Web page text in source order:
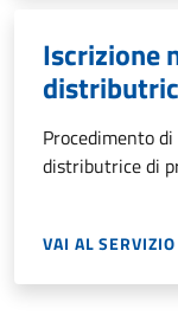
Iscrizione
Procedimento
distributrice di
VAI AL SERVIZIO